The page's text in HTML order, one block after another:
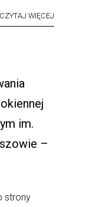
WIĘCEJ
im.
–
strony